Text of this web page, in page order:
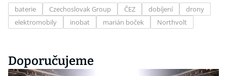
baterie Czechoslovak Group ČEZ dobíjení
drony
elektromobily
inobat marián boček Northvolt
Doporučujeme